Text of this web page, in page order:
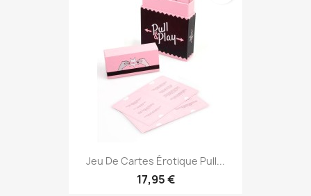
Jeu De Cartes Érotique Pull...
17,95 €